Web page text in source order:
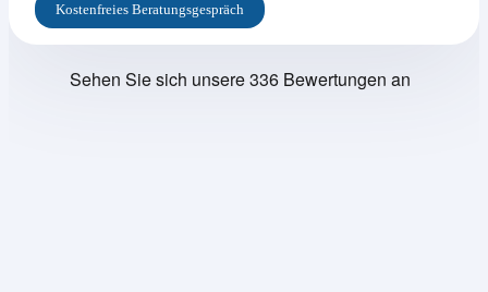
Kostenfreies Beratungsgespräch